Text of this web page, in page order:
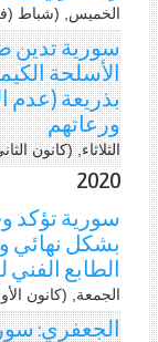
الخميس, (شباط (فبراير 25,
سورية تدين
الأسلحة
بذريعة (عدم
ورعاتهم
الثلاثاء, (كانون الثاني (يناير
2020
سورية تؤكد
بشكل نهائي
الطابع
الجمعة, (كانون اﻷول
الجعفري: